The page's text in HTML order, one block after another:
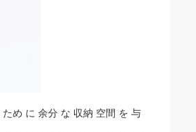
め に 余分 な 収納 空間 を 与